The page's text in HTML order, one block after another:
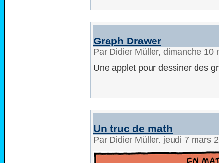
Graph Drawer
Par Didier Müller, dimanche 10
Une applet pour dessiner des
Un truc de math
Par Didier Müller, jeudi 7 mars